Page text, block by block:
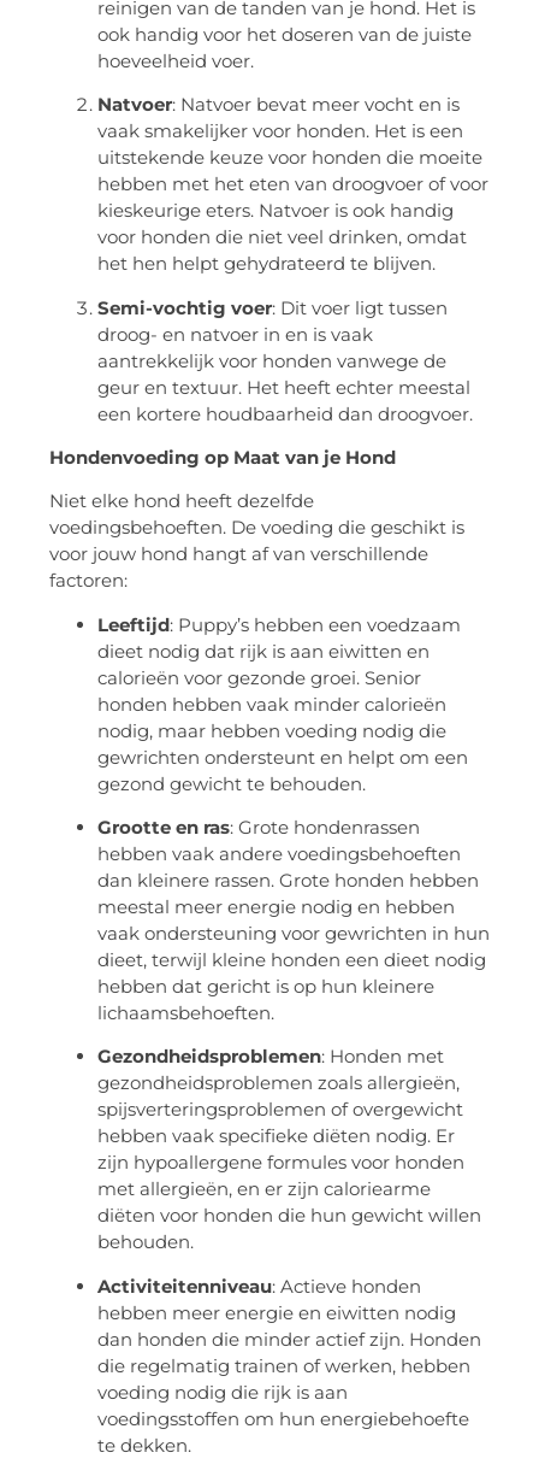
reinigen van de tanden van je hond. Het is
ook handig voor het doseren van de juiste
hoeveelheid voer.
Natvoer: Natvoer bevat meer vocht en is
vaak smakelijker voor honden. Het is een
uitstekende keuze voor honden die moeite
hebben met het eten van droogvoer of voor
kieskeurige eters. Natvoer is ook handig
voor honden die niet veel drinken, omdat
het hen helpt gehydrateerd te blijven.
Semi-vochtig voer: Dit voer ligt tussen
droog- en natvoer in en is vaak
aantrekkelijk voor honden vanwege de
geur en textuur. Het heeft echter meestal
een kortere houdbaarheid dan droogvoer.
Hondenvoeding op Maat van je Hond
Niet elke hond heeft dezelfde
voedingsbehoeften. De voeding die geschikt is
voor jouw hond hangt af van verschillende
factoren:
Leeftijd: Puppy’s hebben een voedzaam
dieet nodig dat rijk is aan eiwitten en
calorieën voor gezonde groei. Senior
honden hebben vaak minder calorieën
nodig, maar hebben voeding nodig die
gewrichten ondersteunt en helpt om een
gezond gewicht te behouden.
Grootte en ras: Grote hondenrassen
hebben vaak andere voedingsbehoeften
dan kleinere rassen. Grote honden hebben
meestal meer energie nodig en hebben
vaak ondersteuning voor gewrichten in hun
dieet, terwijl kleine honden een dieet nodig
hebben dat gericht is op hun kleinere
lichaamsbehoeften.
Gezondheidsproblemen: Honden met
gezondheidsproblemen zoals allergieën,
spijsverteringsproblemen of overgewicht
hebben vaak specifieke diëten nodig. Er
zijn hypoallergene formules voor honden
met allergieën, en er zijn caloriearme
diëten voor honden die hun gewicht willen
behouden.
Activiteitenniveau: Actieve honden
hebben meer energie en eiwitten nodig
dan honden die minder actief zijn. Honden
die regelmatig trainen of werken, hebben
voeding nodig die rijk is aan
voedingsstoffen om hun energiebehoefte
te dekken.